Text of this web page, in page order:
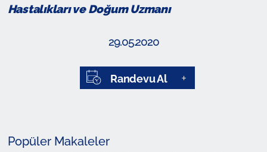
Hastalıkları ve Doğum Uzmanı
29.05.2020
Randevu Al
Popüler Makaleler